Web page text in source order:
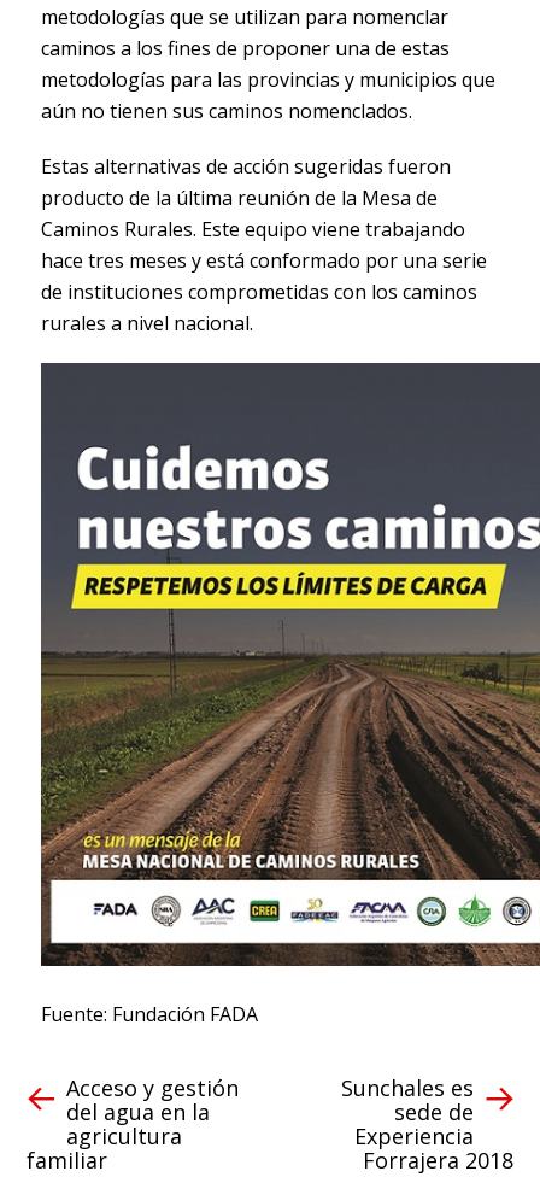
metodologías que se utilizan para nomenclar
caminos a los fines de proponer una de estas
metodologías para las provincias y municipios que
aún no tienen sus caminos nomenclados.
Estas alternativas de acción sugeridas fueron
producto de la última reunión de la Mesa de
Caminos Rurales. Este equipo viene trabajando
hace tres meses y está conformado por una serie
de instituciones comprometidas con los caminos
rurales a nivel nacional.
Fuente: Fundación FADA
Acceso y gestión
del agua en la
agricultura
familiar
Sunchales es
sede de
Experiencia
Forrajera 2018